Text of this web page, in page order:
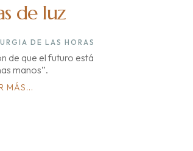
de luz
DE LAS HORAS
de que el futuro está
manos”.
MÁS...